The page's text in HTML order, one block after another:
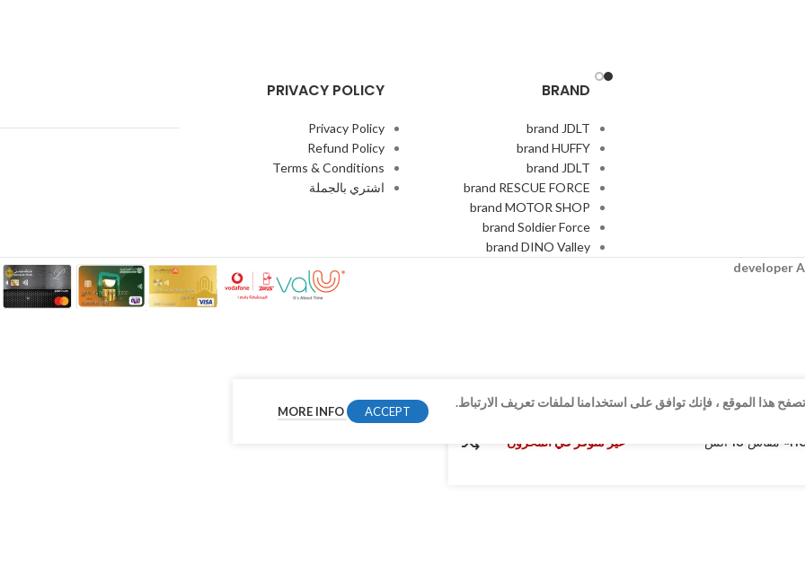
BRAND
brand JDLT
brand HUFFY
brand JDLT
brand RESCUE FORCE
brand MOTOR SHOP
brand Soldier Force
brand DINO Valley
PRIVACY POLICY
Privacy Policy
Refund Policy
Terms & Conditions
اشتري بالجملة
هذا الموقع ، فإنك توافق على استخدامنا لملفات تعريف الارتباط.
MORE INFO ACCEPT
غير متوفر في المخزون